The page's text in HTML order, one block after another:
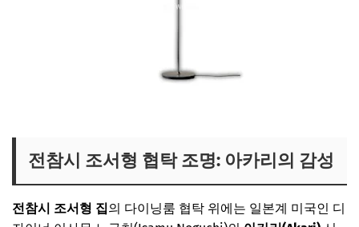
전참시 조서형 협탁 조명: 아카리의 감성
전참시 조서형 집의 다이닝룸 협탁 위에는 일본계 미국인 디